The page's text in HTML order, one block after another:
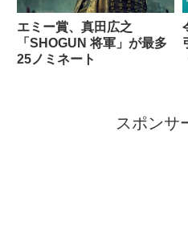
エミー賞、真田広之
「SHOGUN 将軍」が最多
25ノミネート
スポンサ